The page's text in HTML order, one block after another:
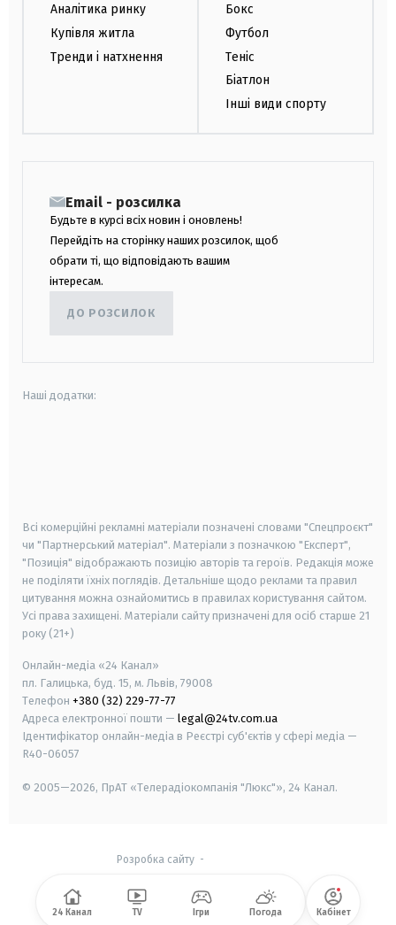
Аналітика ринку
Купівля житла
Тренди і натхнення
Бокс
Футбол
Теніс
Біатлон
Інші види спорту
Email - розсилка
Будьте в курсі всіх новин і оновлень!
Перейдіть на сторінку наших розсилок, щоб
обрати ті, що відповідають вашим
інтересам.
ДО РОЗСИЛОК
Наші додатки:
Всі комерційні рекламні матеріали позначені словами "Спецпроєкт"
чи "Партнерський матеріал". Матеріали з позначкою "Експерт",
"Позиція" відображають позицію авторів та героїв. Редакція може
не поділяти їхніх поглядів. Детальніше щодо реклами та правил
цитування можна ознайомитись в правилах користування сайтом.
Усі права захищені. Матеріали сайту призначені для осіб старше 21
року (21+)
Онлайн-медіа «24 Канал»
пл. Галицька, буд. 15, м. Львів, 79008
Телефон +380 (32) 229-77-77
Адреса електронної пошти — legal@24tv.com.ua
Ідентифікатор онлайн-медіа в Реєстрі суб'єктів у сфері медіа —
R40-06057
© 2005—2026, ПрАТ «Телерадіокомпанія "Люкс"», 24 Канал.
Розробка сайту-
24 Канал TV Ігри Погода Кабінет